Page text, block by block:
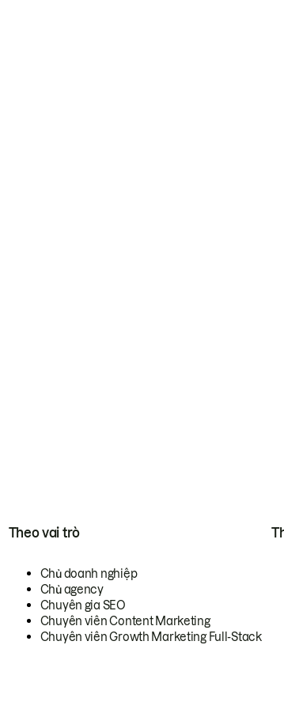
Theo vai trò
Chủ doanh nghiệp
Chủ agency
Chuyên gia SEO
Chuyên viên Content Marketing
Chuyên viên Growth Marketing Full-Stack